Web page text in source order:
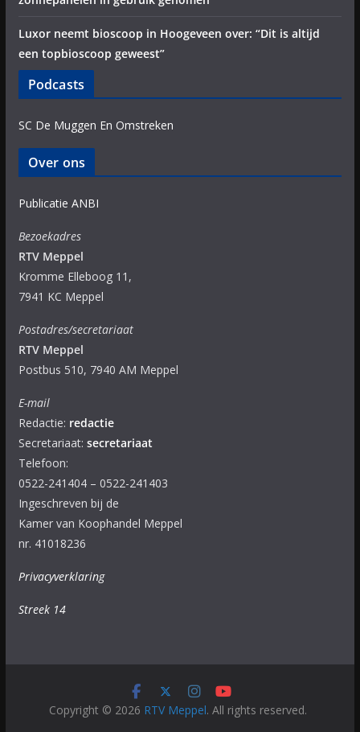
Luxor neemt bioscoop in Hoogeveen over: “Dit is altijd
een topbioscoop geweest”
Podcasts
SC De Muggen En Omstreken
Over ons
Publicatie ANBI
Bezoekadres
RTV Meppel
Kromme Elleboog 11,
7941 KC Meppel
Postadres/secretariaat
RTV Meppel
Postbus 510, 7940 AM Meppel
E-mail
Redactie: redactie
Secretariaat: secretariaat
Telefoon:
0522-241404 – 0522-241403
Ingeschreven bij de
Kamer van Koophandel Meppel
nr. 41018236
Privacyverklaring
Streek 14
Copyright © 2026 RTV Meppel. All rights reserved.